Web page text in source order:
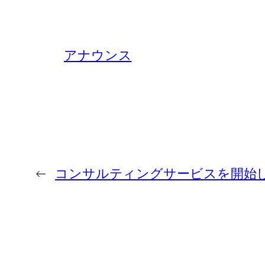
アナウンス
← コンサルティングサービスを開始